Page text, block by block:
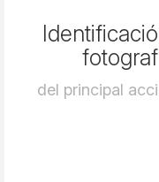
del principal